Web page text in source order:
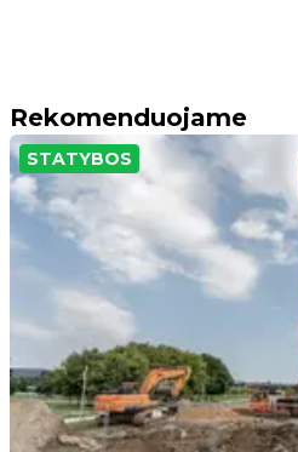
Rekomenduojame
STATYBOS